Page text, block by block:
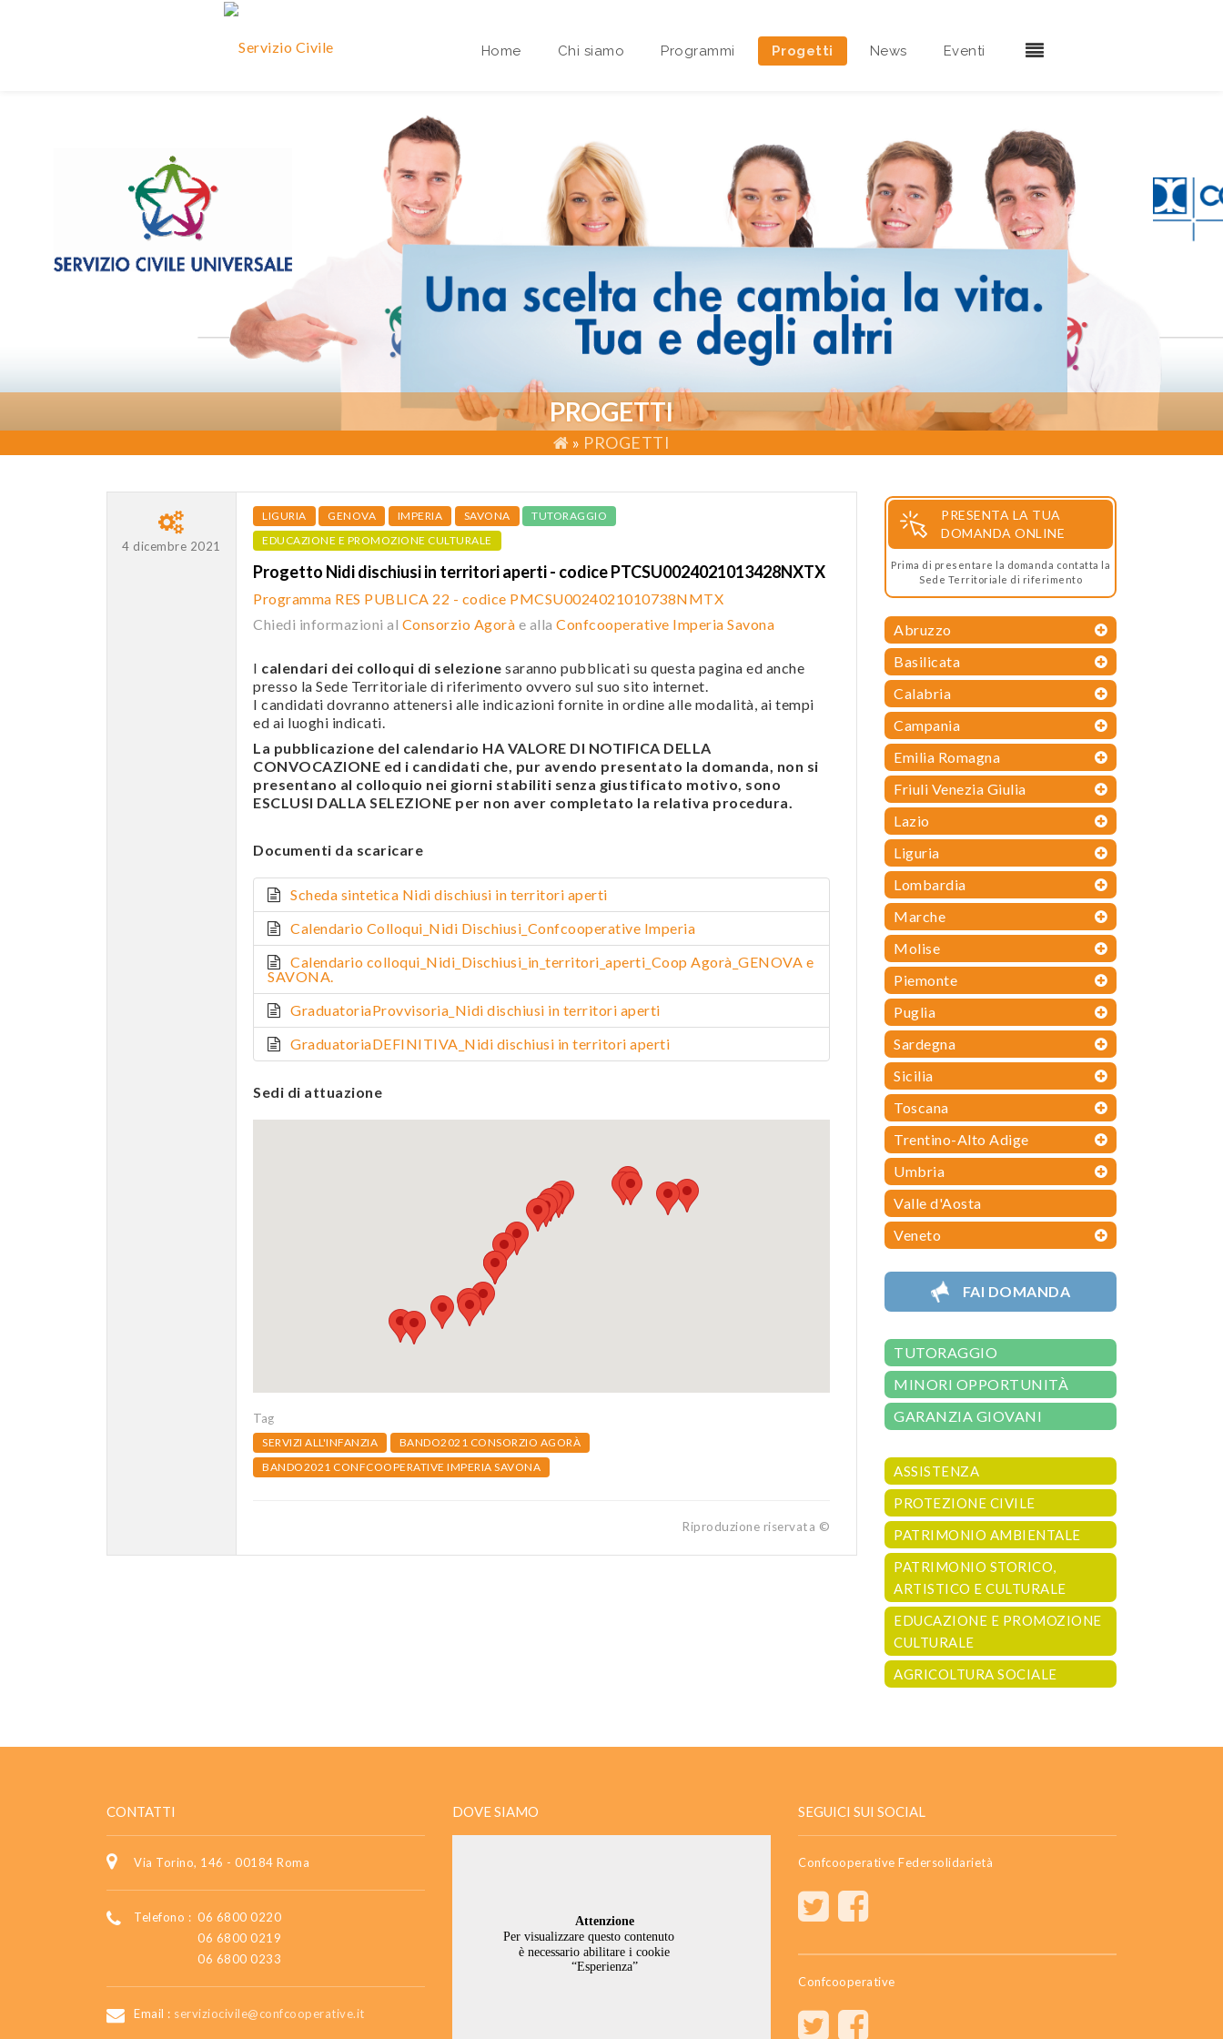
Home Chi siamo
Area riservata Sedi Territoriali
Programmi Progetti News Eventi
PROGETTI
» PROGETTI
4 dicembre 2021
LIGURIA GENOVA IMPERIA SAVONA
TUTORAGGIO
EDUCAZIONE E PROMOZIONE CULTURALE
Progetto Nidi dischiusi in territori aperti - codice PTCSU0024021013428NXTX
Programma RES PUBLICA 22 - codice PMCSU0024021010738NMTX
Chiedi informazioni al Consorzio Agorà e alla Confcooperative Imperia Savona
I calendari dei colloqui di selezione saranno pubblicati su questa pagina ed anche
presso la Sede Territoriale di riferimento ovvero sul suo sito internet.
I candidati dovranno attenersi alle indicazioni fornite in ordine alle modalità, ai tempi
ed ai luoghi indicati.
La pubblicazione del calendario HA VALORE DI NOTIFICA DELLA
CONVOCAZIONE ed i candidati che, pur avendo presentato la domanda, non si
presentano al colloquio nei giorni stabiliti senza giustificato motivo, sono
ESCLUSI DALLA SELEZIONE per non aver completato la relativa procedura.
Documenti da scaricare
Scheda sintetica Nidi dischiusi in territori aperti
Calendario Colloqui_Nidi Dischiusi_Confcooperative Imperia
Calendario colloqui_Nidi_Dischiusi_in_territori_aperti_Coop Agorà_GENOVA e
SAVONA.
GraduatoriaProvvisoria_Nidi dischiusi in territori aperti
GraduatoriaDEFINITIVA_Nidi dischiusi in territori aperti
Sedi di attuazione
Tag
SERVIZI ALL'INFANZIA
BANDO2021 CONSORZIO AGORÀ
BANDO2021 CONFCOOPERATIVE IMPERIA SAVONA
Riproduzione riservata ©
PRESENTA LA TUA
DOMANDA ONLINE
Prima di presentare la domanda contatta la
Sede Territoriale di riferimento
Abruzzo
Basilicata
Calabria
Campania
Emilia Romagna
Friuli Venezia Giulia
Lazio
Liguria
Lombardia
Marche
Molise
Piemonte
Puglia
Sardegna
Sicilia
Toscana
Trentino-Alto Adige
Umbria
Valle d'Aosta
Veneto
FAI DOMANDA
TUTORAGGIO
MINORI OPPORTUNITÀ
GARANZIA GIOVANI
ASSISTENZA
PROTEZIONE CIVILE
PATRIMONIO AMBIENTALE
PATRIMONIO STORICO,
ARTISTICO E CULTURALE
EDUCAZIONE E PROMOZIONE
CULTURALE
AGRICOLTURA SOCIALE
CONTATTI
Via Torino, 146 - 00184 Roma
Telefono : 06 6800 0220
06 6800 0219
06 6800 0233
Email : serviziocivile@confcooperative.it
DOVE SIAMO SEGUICI SUI SOCIAL
Confcooperative Federsolidarietà
Confcooperative